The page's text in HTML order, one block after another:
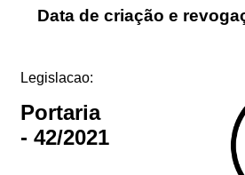
Data de criação e
Legislacao:
Portaria
- 42/2021